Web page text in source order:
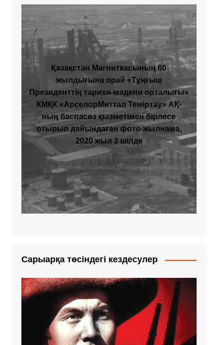
Қазақстан Магниткасының 60
жылдығына орай «Тұңғыш
Президенттің тарихи-мәдени орталығы»
КМҚК «АрселорМиттал Теміртау» АҚ-
ның баспасөз қызметімен бірлесе
отырып дайындаған фото-жылнама,
2020 жыл 3 шілде
Сарыарқа төсіндегі кездесулер